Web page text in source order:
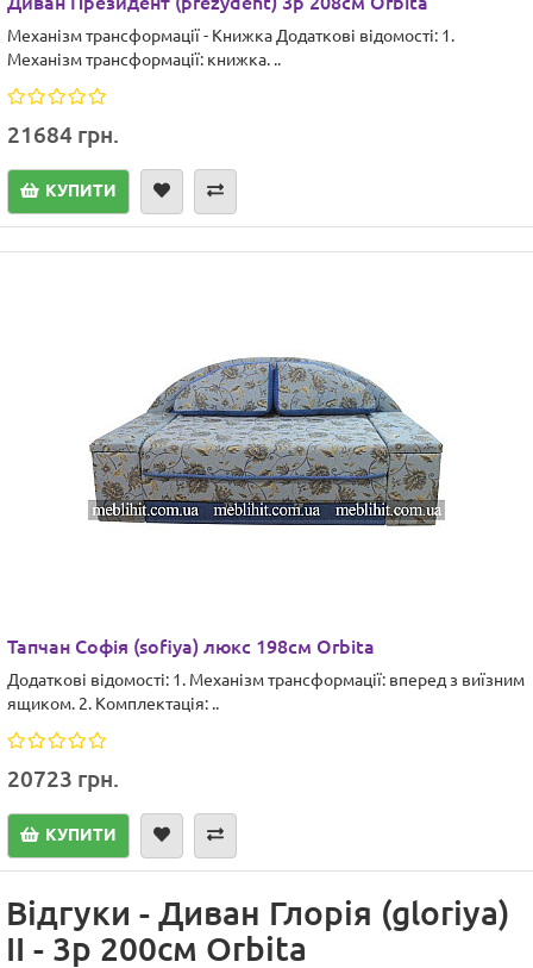
Механізм трансформації - Книжка Додаткові відомості: 1.
Механізм трансформації: книжка. ..
21684 грн.
КУПИТИ
Тапчан Софія (sofiya) люкс 198см Orbita
Додаткові відомості: 1. Механізм трансформації: вперед з виїзним
ящиком. 2. Комплектація: ..
20723 грн.
КУПИТИ
Відгуки - Диван Глорія (gloriya)
ІІ - 3р 200см Orbita